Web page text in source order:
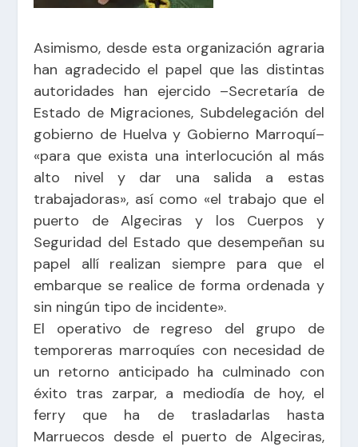
Asimismo, desde esta organización agraria
han agradecido el papel que las distintas
autoridades han ejercido –Secretaría de
Estado de Migraciones, Subdelegación del
gobierno de Huelva y Gobierno Marroquí–
«para que exista una interlocución al más
alto nivel y dar una salida a estas
trabajadoras», así como «el trabajo que el
puerto de Algeciras y los Cuerpos y
Seguridad del Estado que desempeñan su
papel allí realizan siempre para que el
embarque se realice de forma ordenada y
sin ningún tipo de incidente».
El operativo de regreso del grupo de
temporeras marroquíes con necesidad de
un retorno anticipado ha culminado con
éxito tras zarpar, a mediodía de hoy, el
ferry que ha de trasladarlas hasta
Marruecos desde el puerto de Algeciras,